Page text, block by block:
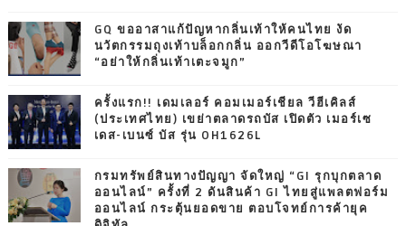
GQ ขออาสาแก้ปัญหากลิ่นเท้าให้คนไทย งัด
นวัตกรรมถุงเท้าบล็อกกลิ่น ออกวีดีโอโฆษณา
“อย่าให้กลิ่นเท้าเตะจมูก”
ครั้งแรก!! เดมเลอร์ คอมเมอร์เชียล วีฮีเคิลส์
(ประเทศไทย) เขย่าตลาดรถบัส เปิดตัว เมอร์เซ
เดส-เบนซ์ บัส รุ่น OH1626L
กรมทรัพย์สินทางปัญญา จัดใหญ่ “GI รุกบุกตลาด
ออนไลน์” ครั้งที่ 2 ดันสินค้า GI ไทยสู่แพลตฟอร์ม
ออนไลน์ กระตุ้นยอดขาย ตอบโจทย์การค้ายุค